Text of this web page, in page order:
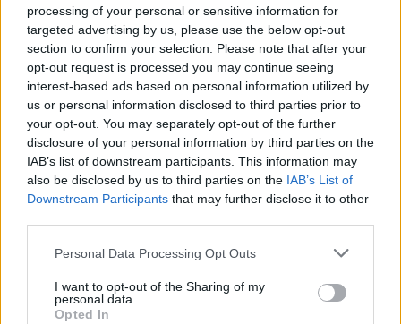
processing of your personal or sensitive information for
targeted advertising by us, please use the below opt-out
section to confirm your selection. Please note that after your
opt-out request is processed you may continue seeing
interest-based ads based on personal information utilized by
us or personal information disclosed to third parties prior to
your opt-out. You may separately opt-out of the further
disclosure of your personal information by third parties on the
IAB’s list of downstream participants. This information may
also be disclosed by us to third parties on the IAB’s List of
Downstream Participants that may further disclose it to other
Please note that this website/app uses one or more Google
not limited to your visit or usage behaviour. You may click to
grant or deny consent to Google and its third-party tags to
Personal Data Processing Opt Outs
I want to opt-out of the Sharing of my
personal data.
Opted In